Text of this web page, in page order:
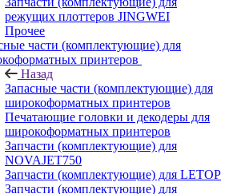
режущих плоттеров JINGWEI
Прочее
части (комплектующие) для
принтеров
Назад
Запасные части (комплектующие) для
широкоформатных принтеров
Печатающие головки и декодеры для
широкоформатных принтеров
Запчасти (комплектующие) для
NOVAJET750
Запчасти (комплектующие) для LETOP
Запчасти (комплектующие) для